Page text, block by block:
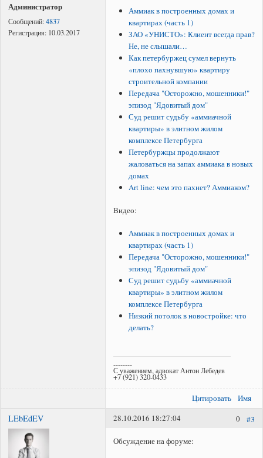
Администратор
Сообщений:4837
Регистрация: 10.03.2017
Аммиак в построенных домах и
квартирах (часть 1)
ЗАО «УНИСТО»: Клиент всегда прав?
Не, не слышали…
Как петербуржец сумел вернуть
«плохо пахнувшую» квартиру
строительной компании
Передача "Осторожно, мошенники!"
эпизод "Ядовитый дом"
Суд решит судьбу «аммиачной
квартиры» в элитном жилом
комплексе Петербурга
Петербуржцы продолжают
жаловаться на запах аммиака в новых
домах
Art line: чем это пахнет? Аммиаком?
Видео:
Аммиак в построенных домах и
квартирах (часть 1)
Передача "Осторожно, мошенники!"
эпизод "Ядовитый дом"
Суд решит судьбу «аммиачной
квартиры» в элитном жилом
комплексе Петербурга
Низкий потолок в новостройке: что
делать?
--------
С уважением, адвокат Антон Лебедев
+7 (921) 320-0433
Цитировать Имя
LEbEdEV #3
0
28.10.2016 18:27:04
Обсуждение на форуме: